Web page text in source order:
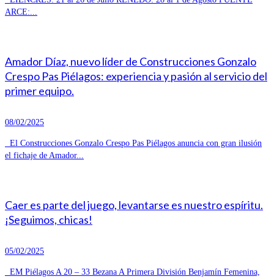
ARCE:...
Amador Díaz, nuevo líder de Construcciones Gonzalo
Crespo Pas Piélagos: experiencia y pasión al servicio del
primer equipo.
08/02/2025
El Construcciones Gonzalo Crespo Pas Piélagos anuncia con gran ilusión
el fichaje de Amador...
Caer es parte del juego, levantarse es nuestro espíritu.
¡Seguimos, chicas!
05/02/2025
EM Piélagos A 20 – 33 Bezana A Primera División Benjamín Femenina,